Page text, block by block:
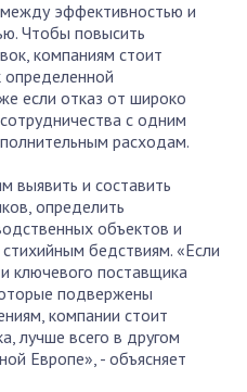
эффективностью и
Чтобы повысить
компаниям стоит
определенной
если отказ от широко
с одним
расходам.
выявить и составить
определить
объектов и
бедствиям. «Если
ключевого поставщика
подвержены
компании стоит
лучше всего в другом
Европе», - объясняет